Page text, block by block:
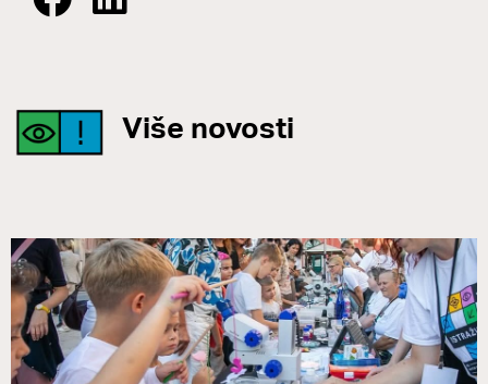
Više novosti